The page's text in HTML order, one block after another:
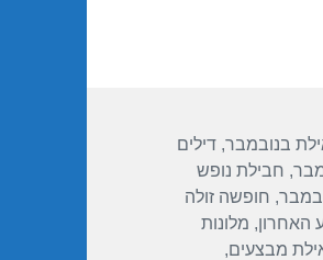
בנובמבר,דילים
, חבילת נופש
, חופשה זולה
האחרון, מלונות
מבצעים,